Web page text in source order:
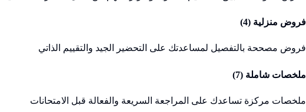
فروض منزلية (4
)
فروض مصححة بالتفصيل لمساعدتك على التحضير الجيد والتقييم الذاتي
ملخصات شاملة (7
)
ملخصات مركزة تساعدك على المراجعة السريعة والفعالة قبل الامتحانات